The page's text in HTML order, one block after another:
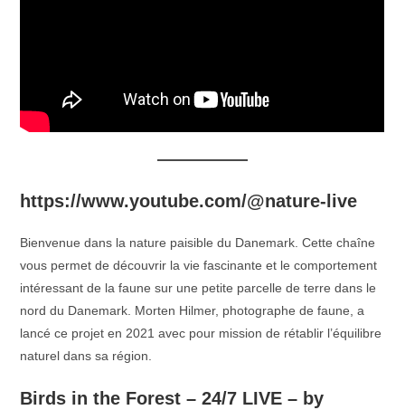
https://www.youtube.com/@nature-live
Bienvenue dans la nature paisible du Danemark. Cette chaîne
vous permet de découvrir la vie fascinante et le comportement
intéressant de la faune sur une petite parcelle de terre dans le
nord du Danemark. Morten Hilmer, photographe de faune, a
lancé ce projet en 2021 avec pour mission de rétablir l’équilibre
naturel dans sa région.
Birds in the Forest – 24/7 LIVE – by